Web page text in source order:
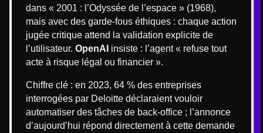
dans « 2001 : l’Odyssée de l’espace » (1968),
mais avec des garde-fous éthiques : chaque action
jugée critique attend la validation explicite de
l’utilisateur. OpenAI insiste : l’agent « refuse tout
acte à risque légal ou financier ».
Chiffre clé : en 2023, 64 % des entreprises
interrogées par Deloitte déclaraient vouloir
automatiser des tâches de back-office ; l’annonce
d’aujourd’hui répond directement à cette demande